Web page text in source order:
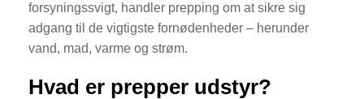
forsyningssvigt, handler prepping om at sikre sig
adgang til de vigtigste fornødenheder – herunder
vand, mad, varme og strøm.
Hvad er prepper udstyr?